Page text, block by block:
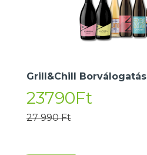
Grill&Chill Borválogatás
23790Ft
27 990 Ft